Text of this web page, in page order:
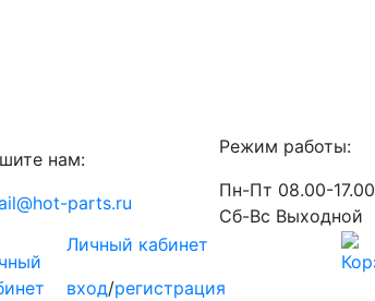
нам:
parts.ru
Режим работы:
Пн-Пт 08.00-17.00
Сб-Вс Выходной
Личный кабинет
вход/регистрация